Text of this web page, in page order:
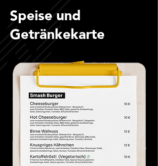
Speise und
Getränkekarte